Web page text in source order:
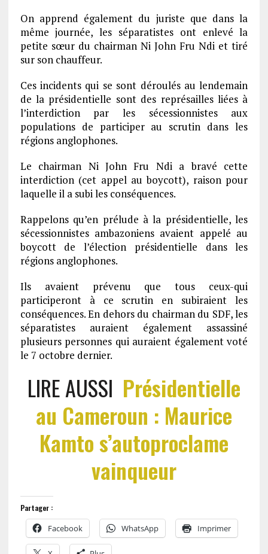
On apprend également du juriste que dans la
même journée, les séparatistes ont enlevé la
petite sœur du chairman Ni John Fru Ndi et tiré
sur son chauffeur.
Ces incidents qui se sont déroulés au lendemain
de la présidentielle sont des représailles liées à
l’interdiction par les sécessionnistes aux
populations de participer au scrutin dans les
régions anglophones.
Le chairman Ni John Fru Ndi a bravé cette
interdiction (cet appel au boycott), raison pour
laquelle il a subi les conséquences.
Rappelons qu’en prélude à la présidentielle, les
sécessionnistes ambazoniens avaient appelé au
boycott de l’élection présidentielle dans les
régions anglophones.
Ils avaient prévenu que tous ceux-qui
participeront à ce scrutin en subiraient les
conséquences. En dehors du chairman du SDF, les
séparatistes auraient également assassiné
plusieurs personnes qui auraient également voté
le 7 octobre dernier.
LIRE AUSSI Présidentielle
au Cameroun : Maurice
Kamto s’autoproclame
vainqueur
Partager :
Facebook WhatsApp Imprimer